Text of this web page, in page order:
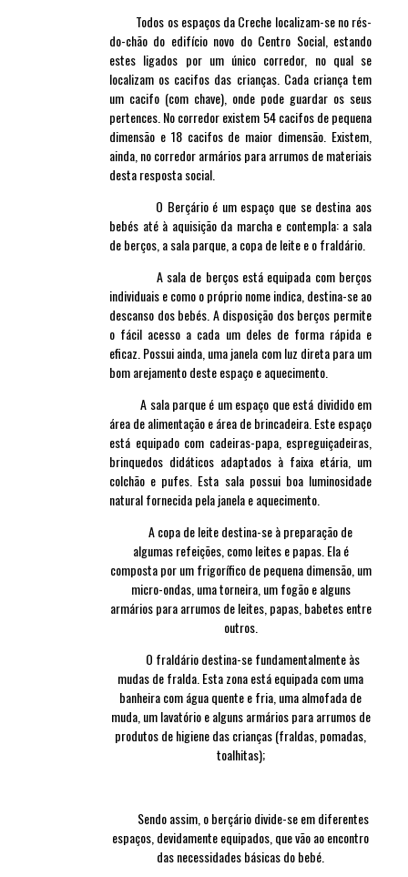
Todos os espaços da Creche localizam-se no rés-
do-chão do edifício novo do Centro Social, estando
estes ligados por um único corredor, no qual se
localizam os cacifos das crianças. Cada criança tem
um cacifo (com chave), onde pode guardar os seus
pertences. No corredor existem 54 cacifos de pequena
dimensão e 18 cacifos de maior dimensão. Existem,
ainda, no corredor armários para arrumos de materiais
desta resposta social.
O Berçário é um espaço que se destina aos
bebés até à aquisição da marcha e contempla: a sala
de berços, a sala parque, a copa de leite e o fraldário.
A sala de berços está equipada com berços
individuais e como o próprio nome indica, destina-se ao
descanso dos bebés. A disposição dos berços permite
o fácil acesso a cada um deles de forma rápida e
eficaz. Possui ainda, uma janela com luz direta para um
bom arejamento deste espaço e aquecimento.
A sala parque é um espaço que está dividido em
área de alimentação e área de brincadeira. Este espaço
está equipado com cadeiras-papa, espreguiçadeiras,
brinquedos didáticos adaptados à faixa etária, um
colchão e pufes. Esta sala possui boa luminosidade
natural fornecida pela janela e aquecimento.
A copa de leite destina-se à preparação de
algumas refeições, como leites e papas. Ela é
composta por um frigorífico de pequena dimensão, um
micro-ondas, uma torneira, um fogão e alguns
armários para arrumos de leites, papas, babetes entre
outros.
O fraldário destina-se fundamentalmente às
mudas de fralda. Esta zona está equipada com uma
banheira com água quente e fria, uma almofada de
muda, um lavatório e alguns armários para arrumos de
produtos de higiene das crianças (fraldas, pomadas,
toalhitas);
Sendo assim, o berçário divide-se em diferentes
espaços, devidamente equipados, que vão ao encontro
das necessidades básicas do bebé.